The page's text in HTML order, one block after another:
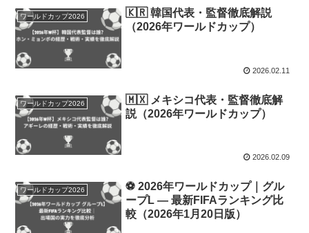
ワールドカップ2026
🇰🇷 韓国代表・監督徹底解説
（2026年ワールドカップ）
2026.02.11
ワールドカップ2026
🇲🇽 メキシコ代表・監督徹底解
説（2026年ワールドカップ）
2026.02.09
ワールドカップ2026
⚽ 2026年ワールドカップ｜グル
ープL — 最新FIFAランキング比
較（2026年1月20日版）